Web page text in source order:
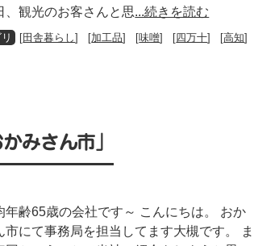
、観光のお客さんと思...続きを読む
[田舎暮らし] [加工品] [味噌] [四万十] [高知]
みさん市」
年齢65歳の会社です～ こんにちは。 おか
市にて事務局を担当してます大槻です。 ま